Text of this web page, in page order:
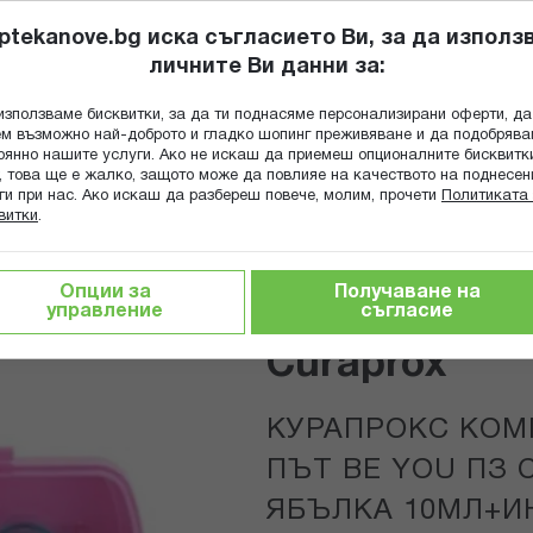
Търсене
ПОПИТАЙ
ГРИЖА ЗА МАЙКАТА И ДЕТЕТО ХРАНИТЕЛНИ ДОБАВКИ
И РАЙСКА ЯБЪЛКА 10МЛ+ИНТЕРДЕНТАЛНА ЧЕТКА Х2+ЧЗ
Curaprox
КУРАПРОКС
ПЪТ BE YOU
ЯБЪЛКА
иска съгласието Ви, за да
личните Ви данни за:
бисквитки, за да ти поднасяме персонализирани оферти, да
възможно най-доброто и гладко шопинг преживяване и да
нашите услуги. Ако не искаш да приемеш опционалните
това ще е жалко, защото може да повлияе на качеството на
при нас. Ако искаш да разбереш повече, молим, прочети
Политиката
.
Опции за
управление
Получаване на
съгласие